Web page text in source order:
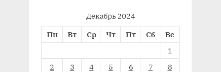
Декабрь 2024
Пн
Вт Ср Чт Пт Сб
Вс
1
2
3 4 5 6 7
8